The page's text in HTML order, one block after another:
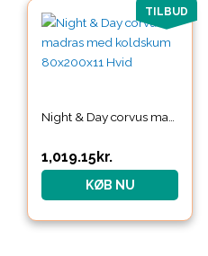
TILBUD
oprindelige
pris
var:
1,019.15kr.
Den
aktuelle
pris
er:
KØB NU